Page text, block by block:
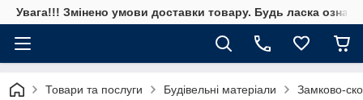
Увага!!! Змінено умови доставки товару. Будь ласка
Товари та послуги Будівельні матеріали Замково-